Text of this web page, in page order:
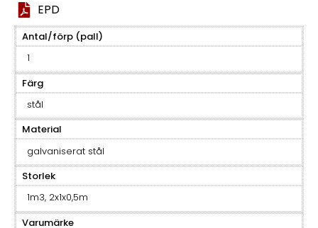
EPD
Antal/förp (pall)
1
Färg
stål
Material
galvaniserat stål
Storlek
1m3, 2x1x0,5m
Varumärke